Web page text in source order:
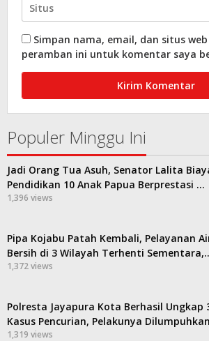
Simpan nama, email, dan situs
peramban ini untuk komentar saya
Populer Minggu Ini
Jadi Orang Tua Asuh, Senator Lalita
Pendidikan 10 Anak Papua Berprestasi …
1,396 views
Pipa Kojabu Patah Kembali, Pelayanan
Bersih di 3 Wilayah Terhenti
1,372 views
Polresta Jayapura Kota Berhasil Ungkap
Kasus Pencurian, Pelakunya Dilumpuhkan
1,319 views